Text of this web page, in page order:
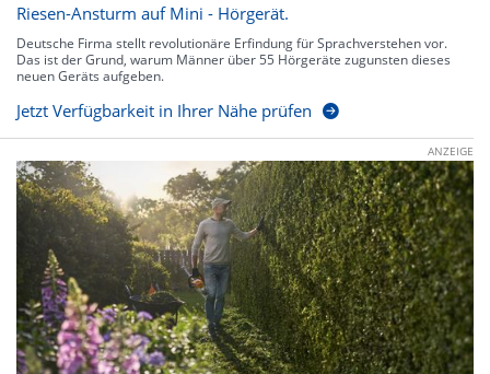
Riesen-Ansturm auf Mini - Hörgerät.
Deutsche Firma stellt revolutionäre Erfindung für Sprachverstehen vor.
Das ist der Grund, warum Männer über 55 Hörgeräte zugunsten dieses
neuen Geräts aufgeben.
Jetzt Verfügbarkeit in Ihrer Nähe prüfen
ANZEIGE